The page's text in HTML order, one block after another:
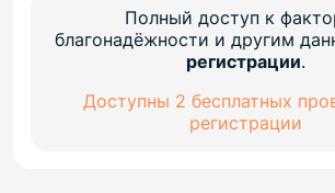
Полный доступ к
благонадёжности и другим
регистрации.
Доступны 2 бесплатных
регистрации